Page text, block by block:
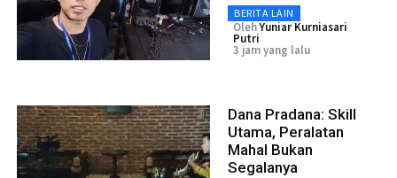
BERITA LAIN
OlehYuniar Kurniasari
Putri
3 jam yang lalu
Dana Pradana: Skill
Utama, Peralatan
Mahal Bukan
Segalanya